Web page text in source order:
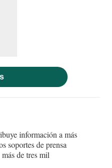
información a más
soportes de prensa
de tres mil